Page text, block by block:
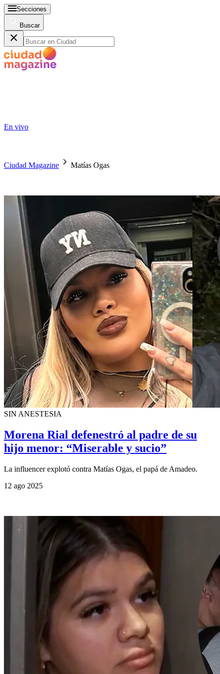
Secciones
Buscar
En vivo
Ciudad Magazine Matías Ogas
SIN ANESTESIA
Morena Rial defenestró al padre de su
hijo menor: “Miserable y sucio”
La influencer explotó contra Matías Ogas, el papá de Amadeo.
12 ago 2025